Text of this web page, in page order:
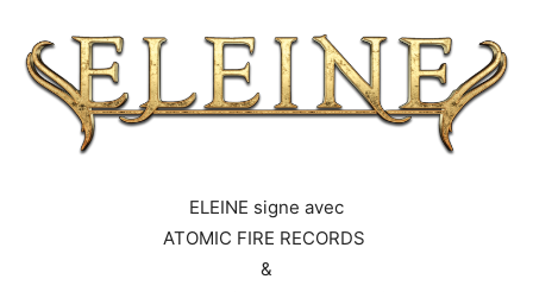
ELEINE signe avec
ATOMIC FIRE RECORDS
&